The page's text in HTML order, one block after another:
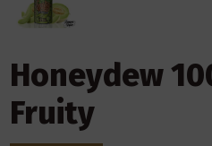
Honeydew
Fruity